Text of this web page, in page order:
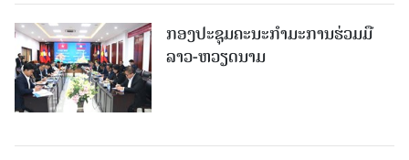
ກອງປະຊຸມຄະນະກຳມະການຮ່ວມມື
ລາວ-ຫວຽດນາມ